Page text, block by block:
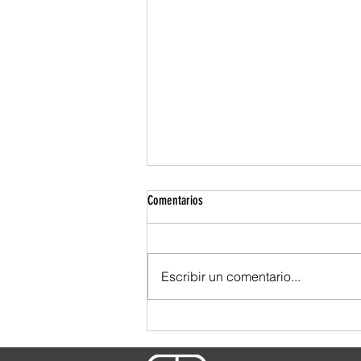
Comentarios
Escribir un comentario...